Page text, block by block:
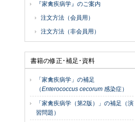
『家禽疾病学』のご案内
注文方法（会員用）
注文方法（非会員用）
書籍の修正･補足･資料
「家禽疾病学」の補足
（Enterococcus cecorum 感染症）
「家禽疾病学（第2版）」の補足（演
習問題）